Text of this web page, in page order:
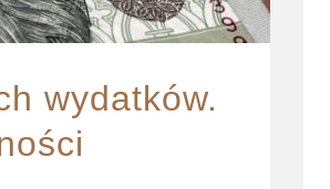
wydatków.